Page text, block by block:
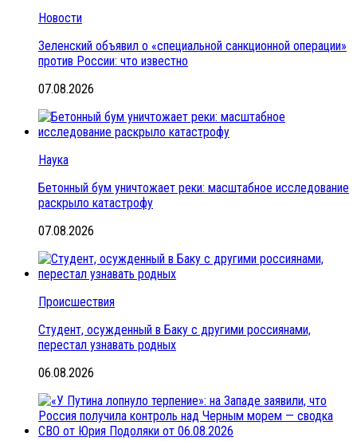
Новости
Зеленский объявил о «специальной санкционной операции»
против России: что известно
07.08.2026
Наука
Бетонный бум уничтожает реки: масштабное исследование
раскрыло катастрофу
07.08.2026
Происшествия
Студент, осужденный в Баку с другими россиянами,
перестал узнавать родных
06.08.2026